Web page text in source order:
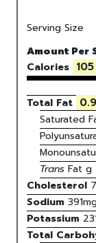
Serving Size
Amount Per
Calories 105
Total Fat 0.9
Saturated
TransFat g
Cholesterol 7
Sodium 391
Potassium
Total